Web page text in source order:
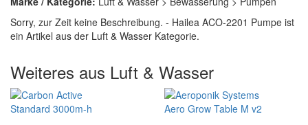
Sorry, zur Zeit keine Beschreibung. - Hailea ACO-2201 Pumpe ist
ein Artikel aus der Luft & Wasser Kategorie.
Weiteres aus Luft & Wasser